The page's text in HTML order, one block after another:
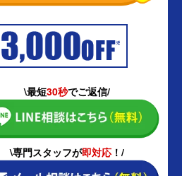
\最短30秒でご返信/
\専門スタッフが即対応 ！/